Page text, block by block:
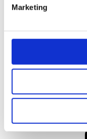
Marketing
Her er alle
Rainbow